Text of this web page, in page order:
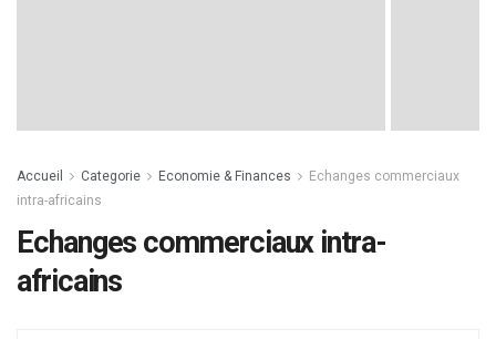
Accueil Categorie Economie & Finances
Echanges commerciaux
intra-africains
Echanges commerciaux intra-
africains